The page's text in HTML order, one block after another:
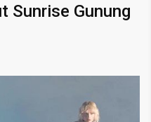
Sunrise Gunung